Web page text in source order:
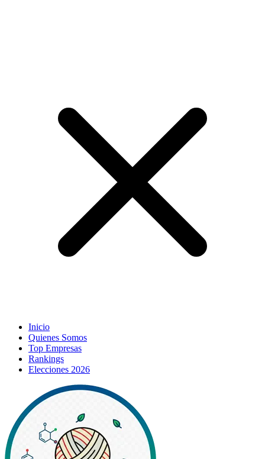
Inicio
Quienes Somos
Top Empresas
Rankings
Elecciones 2026